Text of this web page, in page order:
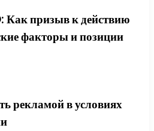
Как призыв к действию
факторы и позиции
рекламой в условиях